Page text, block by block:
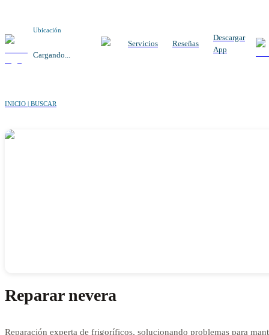
Ubicación
Cargando...
Servicios Reseñas
Descargar
App
INICIO | BUSCAR
Reparar nevera
Reparación experta de frigoríficos, solucionando problemas para